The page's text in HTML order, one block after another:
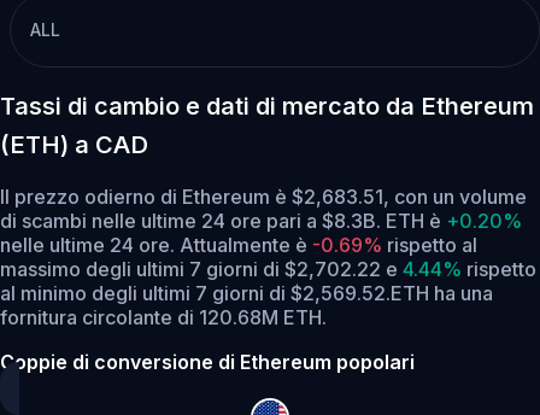
ALL
Tassi di cambio e dati di mercato da Ethereum
(ETH) a CAD
Il prezzo odierno di Ethereum è $2,683.51, con un volume
di scambi nelle ultime 24 ore pari a $8.3B. ETH è +0.20%
nelle ultime 24 ore. Attualmente è -0.69% rispetto al
massimo degli ultimi 7 giorni di $2,702.22 e 4.44% rispetto
al minimo degli ultimi 7 giorni di $2,569.52.ETH ha una
fornitura circolante di 120.68M ETH.
Coppie di conversione di Ethereum popolari